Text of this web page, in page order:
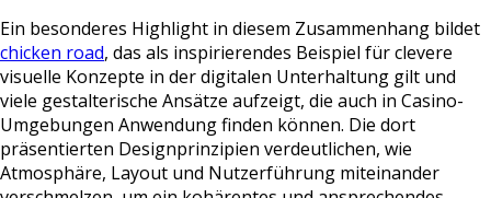
Ein besonderes Highlight in diesem Zusammenhang bildet
chicken road, das als inspirierendes Beispiel für clevere
visuelle Konzepte in der digitalen Unterhaltung gilt und
viele gestalterische Ansätze aufzeigt, die auch in Casino-
Umgebungen Anwendung finden können. Die dort
präsentierten Designprinzipien verdeutlichen, wie
Atmosphäre, Layout und Nutzerführung miteinander